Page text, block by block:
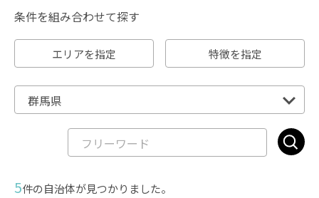
条件を組み合わせて探す
エリアを指定 特徴を指定
5件の自治体が見つかりました。